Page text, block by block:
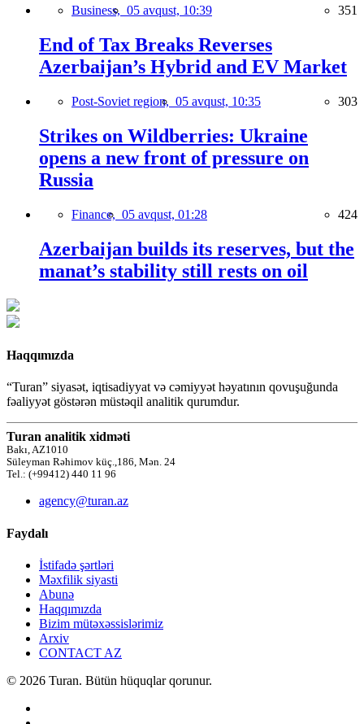
Business, 05 avqust, 10:39 351
End of Tax Breaks Reverses
Azerbaijan’s Hybrid and EV Market
Post-Soviet region, 05 avqust, 10:35 303
Strikes on Wildberries: Ukraine
opens a new front of pressure on
Russia
Finance, 05 avqust, 01:28 424
Azerbaijan builds its reserves, but the
manat’s stability still rests on oil
Haqqımızda
“Turan” siyasət, iqtisadiyyat və cəmiyyət həyatının qovuşuğunda
fəaliyyət göstərən müstəqil analitik qurumdur.
Turan analitik xidməti
Bakı, AZ1010
Süleyman Rəhimov küç.,186, Mən. 24
Tel.: (+99412) 440 11 96
agency@turan.az
Faydalı
İstifadə şərtləri
Məxfilik siyasti
Abunə
Haqqımızda
Bizim mütəxəssislərimiz
Arxiv
CONTACT AZ
© 2026 Turan. Bütün hüquqlar qorunur.